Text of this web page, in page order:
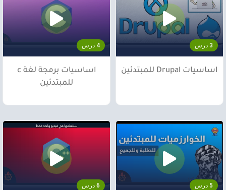
3 درس
اساسيات Drupal للمبتدئين
4 درس
اساسيات برمجة لغة c
للمبتدئين
5 درس 6 درس